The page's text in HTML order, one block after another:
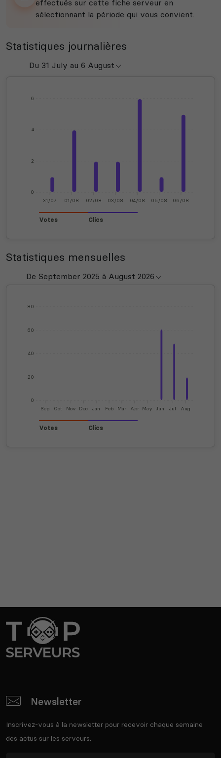
effectués sur cette fiche serveur en
sélectionnant la période qui vous convient.
Statistiques journalières
0
2
4
6
31/07 01/08 02/08 03/08 04/08 05/08 06/08
Votes Clics
Statistiques mensuelles
0
20
40
60
80
Sep Oct Nov Dec Jan Feb Mar Apr May Jun Jul Aug
Votes Clics
Newsletter
Inscrivez-vous à la newsletter pour recevoir chaque semaine
des actus sur les serveurs.